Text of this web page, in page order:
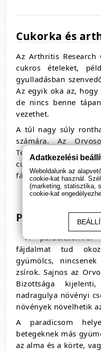
Cukorka és
Az Arthritis
cukros ételeket,
gyulladásban
Az egyik oka az,
de nincs benne
vezethet.
A túl nagy súly
számára. Az
Testülete kijelenti,
cukorka, az egyik
fájdalomhoz társuló
Paradicsom
A paradicsomról
fájdalmat tud
gyümölcs,
zsírok. Sajnos az
Bizottsága
nadragulya növényi
növények növelhetik
A paradicsom
betegeknek más
az alma és a körte,
Adatkezelési
Weboldalunk az
cookie-kat használ.
(marketing, statisztika,
cookie-kat